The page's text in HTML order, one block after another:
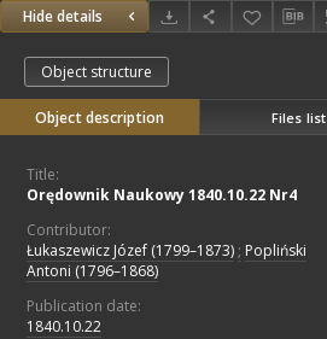
Hide details
Object structure
Object description Files list
Title:
Orędownik Naukowy 1840.10.22 Nr4
Contributor:
Łukaszewicz Józef (1799–1873) ; Popliński
Antoni (1796–1868)
Publication date:
1840.10.22